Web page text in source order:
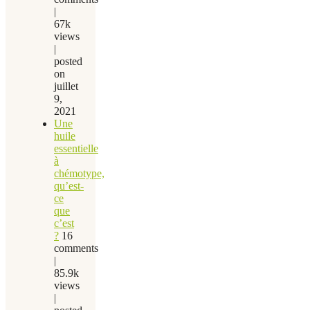
|
67k
views
|
posted
on
juillet
9,
2021
Une
huile
essentielle
à
chémotype,
qu’est-
ce
que
c’est
? 16
comments
|
85.9k
views
|